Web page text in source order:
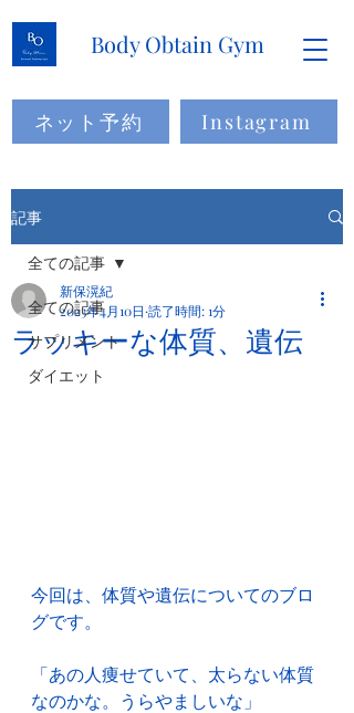
Body Obtain Gym
ネット予約 Instagram
記事
全ての記事
サプリメント
ダイエット
全ての記事
ラッキーな体質、遺伝
新保滉紀
2023年4月10日 読了時間: 1分
今回は、体質や遺伝についてのブロ
グです。
「あの人痩せていて、太らない体質
なのかな。うらやましいな」